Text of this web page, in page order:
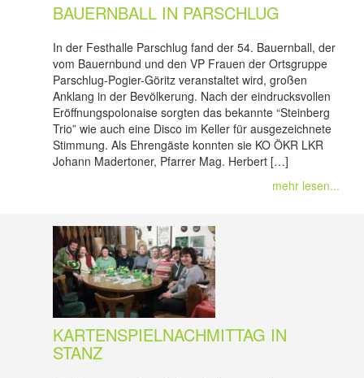
BAUERNBALL IN PARSCHLUG
In der Festhalle Parschlug fand der 54. Bauernball, der
vom Bauernbund und den VP Frauen der Ortsgruppe
Parschlug-Pogier-Göritz veranstaltet wird, großen
Anklang in der Bevölkerung. Nach der eindrucksvollen
Eröffnungspolonaise sorgten das bekannte “Steinberg
Trio” wie auch eine Disco im Keller für ausgezeichnete
Stimmung. Als Ehrengäste konnten sie KO ÖKR LKR
Johann Madertoner, Pfarrer Mag. Herbert […]
mehr lesen...
KARTENSPIELNACHMITTAG IN
STANZ